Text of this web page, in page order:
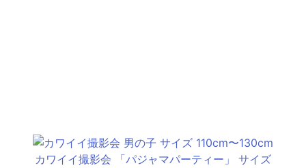
カワイイ撮影会 「パジャマパーティー」 サイズ